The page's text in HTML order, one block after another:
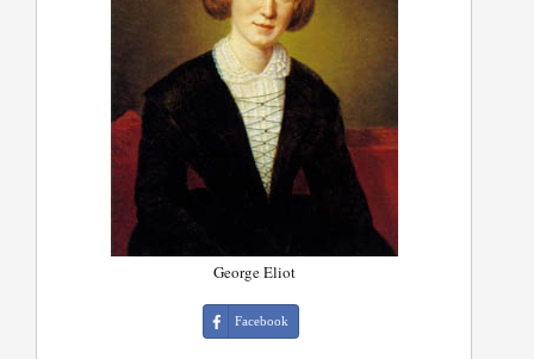
George Eliot
Facebook